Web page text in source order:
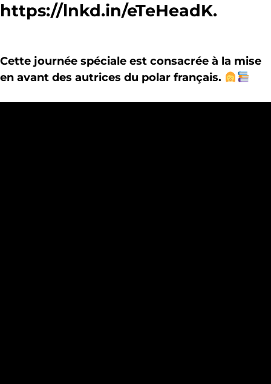
https://lnkd.in/eTeHeadK.
Cette journée spéciale est consacrée à la mise
en avant des autrices du polar français.